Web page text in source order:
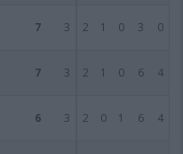
7 3 2 1 0 3 0
7 3 2 1 0 6 4
6 3 2 0 1 6 4